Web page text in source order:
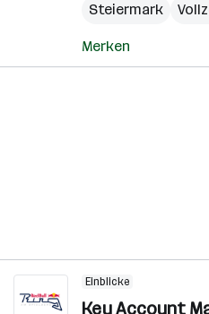
Steiermark
Merken
Einblicke
Key Account